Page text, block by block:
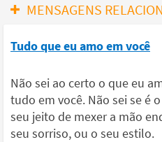
MENSAGENS
Tudo que eu amo em você
Não sei ao certo o que eu
tudo em você. Não sei se é
seu jeito de mexer a mão
seu sorriso, ou o seu estilo.